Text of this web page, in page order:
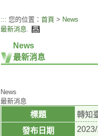
::: 您的位置： 首頁 > News
最新消息.
News
最新消息
News
最新消息
標題
轉知
發布日期